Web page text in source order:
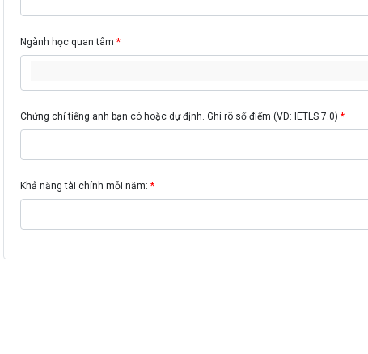
Ngành học quan tâm
Chứng chỉ tiếng anh bạn có hoặc dự định. Ghi rõ số điểm (VD: IETLS 7.0)
Khả năng tài chính mỗi năm: